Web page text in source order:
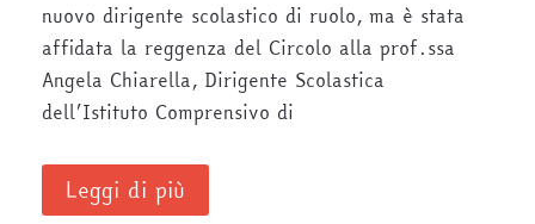
nuovo dirigente scolastico di ruolo, ma è stata
affidata la reggenza del Circolo alla prof.ssa
Angela Chiarella, Dirigente Scolastica
dell’Istituto Comprensivo di
Leggi di più